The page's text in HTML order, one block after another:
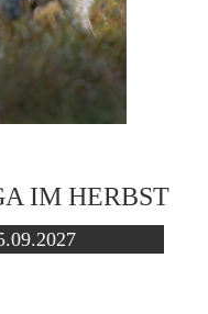
IM HERBST